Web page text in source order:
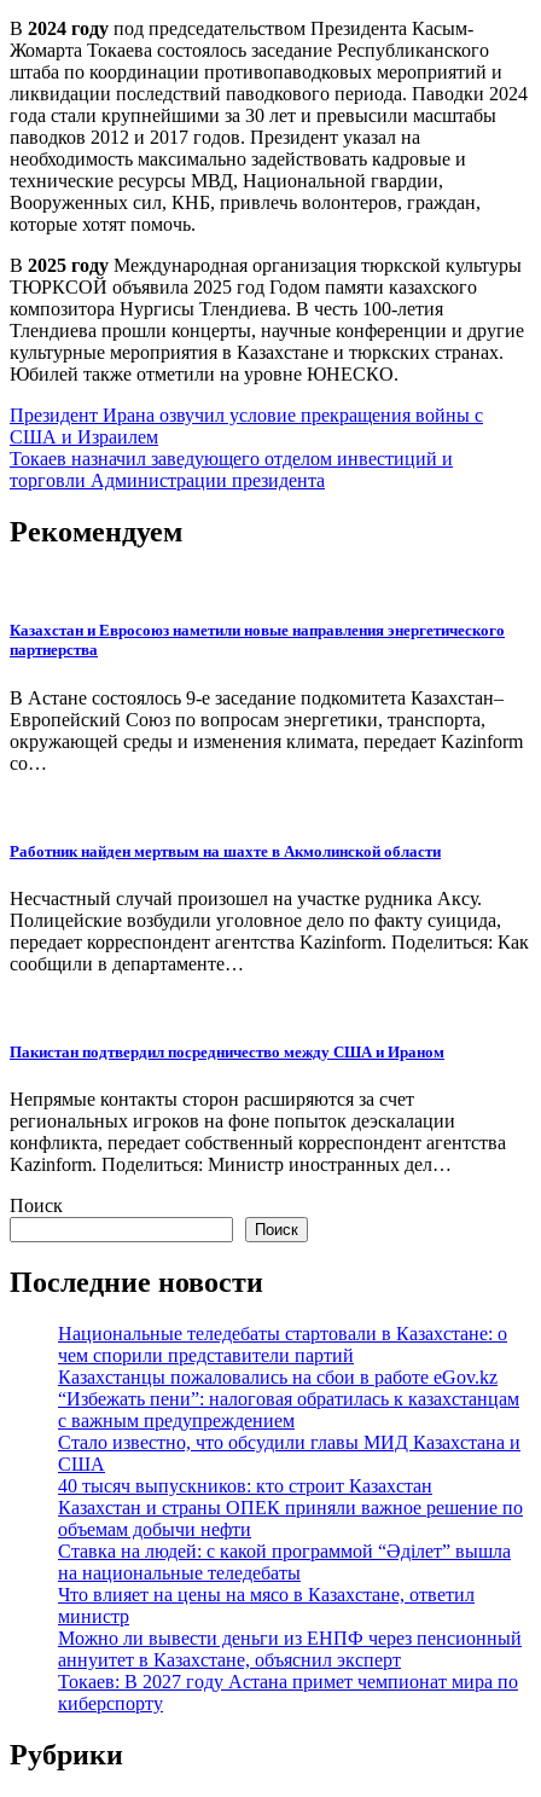
В 2024 году под председательством Президента Касым-
Жомарта Токаева состоялось заседание Республиканского
штаба по координации противопаводковых мероприятий и
ликвидации последствий паводкового периода. Паводки 2024
года стали крупнейшими за 30 лет и превысили масштабы
паводков 2012 и 2017 годов. Президент указал на
необходимость максимально задействовать кадровые и
технические ресурсы МВД, Национальной гвардии,
Вооруженных сил, КНБ, привлечь волонтеров, граждан,
которые хотят помочь.
В 2025 году Международная организация тюркской культуры
ТЮРКСОЙ объявила 2025 год Годом памяти казахского
композитора Нургисы Тлендиева. В честь 100-летия
Тлендиева прошли концерты, научные конференции и другие
культурные мероприятия в Казахстане и тюркских странах.
Юбилей также отметили на уровне ЮНЕСКО.
Навигация
по
записям
Президент Ирана озвучил условие прекращения войны с
США и Израилем
Токаев назначил заведующего отделом инвестиций и
торговли Администрации президента
Рекомендуем
Казахстан и Евросоюз наметили новые направления энергетического
партнерства
В Астане состоялось 9-е заседание подкомитета Казахстан–
Европейский Союз по вопросам энергетики, транспорта,
окружающей среды и изменения климата, передает Kazinform
со…
Работник найден мертвым на шахте в Акмолинской области
Несчастный случай произошел на участке рудника Аксу.
Полицейские возбудили уголовное дело по факту суицида,
передает корреспондент агентства Kazinform. Поделиться: Как
сообщили в департаменте…
Пакистан подтвердил посредничество между США и Ираном
Непрямые контакты сторон расширяются за счет
региональных игроков на фоне попыток деэскалации
конфликта, передает собственный корреспондент агентства
Kazinform. Поделиться: Министр иностранных дел…
Поиск
Поиск
Последние новости
Национальные теледебаты стартовали в Казахстане: о
чем спорили представители партий
Казахстанцы пожаловались на сбои в работе eGov.kz
“Избежать пени”: налоговая обратилась к казахстанцам
с важным предупреждением
Стало известно, что обсудили главы МИД Казахстана и
США
40 тысяч выпускников: кто строит Казахстан
Казахстан и страны ОПЕК приняли важное решение по
объемам добычи нефти
Ставка на людей: с какой программой “Әділет” вышла
на национальные теледебаты
Что влияет на цены на мясо в Казахстане, ответил
министр
Можно ли вывести деньги из ЕНПФ через пенсионный
аннуитет в Казахстане, объяснил эксперт
Токаев: В 2027 году Астана примет чемпионат мира по
киберспорту
Рубрики